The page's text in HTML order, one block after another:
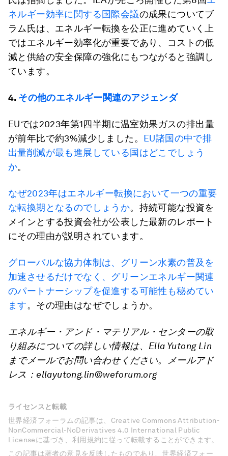
ネルギー効率に関する国際会議の成果についてブ
ラム氏は、エネルギー転換を公正に進めていく上
ではエネルギー効率化が重要であり、コストの低
減と供給の安全保障の強化にもつながると強調し
ています。
4. その他のエネルギー関連のアジェンダ
EUでは2023年第1四半期に温室効果ガスの排出量
が前年比で約3%減少しました。 EU諸国の中で排
出量削減が最も進展している国はどこでしょう
か。
なぜ2023年はエネルギー転換において一つの重要
な転換期となるのでしょうか。持続可能な投資を
メインとする投資会社が公表した最新のレポート
にその理由が説明されています。
グローバルな協力体制は、グリーン水素の普及を
加速させるだけでなく、グリーンエネルギー関連
のパートナーシップを促進する可能性も秘めてい
ます。その理由はなぜでしょうか。
エネルギー・アンド・マテリアル・センターの取
り組みについての詳しい情報は、 Ella Yutong Lin
までメールでお問い合わせください。メールアド
レス： ellayutong.lin@weforum.org
ライセンスと転載
世界経済フォーラムの記事は、Creative Commons Attribution-
NonCommercial-NoDerivatives 4.0 International Public
Licenseに基づき、利用規約に従って転載することができます。
この記事は著者の意見を反映したものであり、世界経済フォー